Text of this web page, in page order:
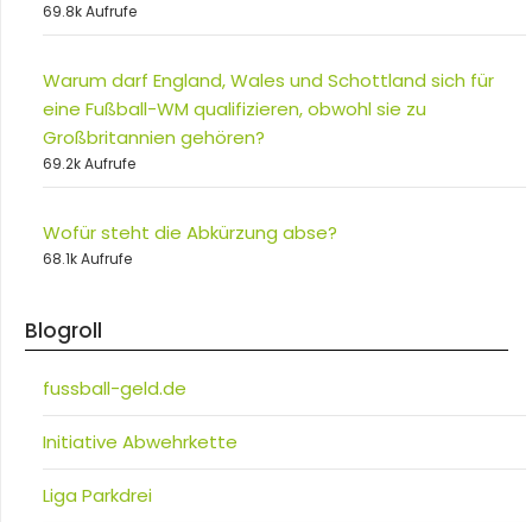
69.8k Aufrufe
Warum darf England, Wales und Schottland sich für
eine Fußball-WM qualifizieren, obwohl sie zu
Großbritannien gehören?
69.2k Aufrufe
Wofür steht die Abkürzung abse?
68.1k Aufrufe
Blogroll
fussball-geld.de
Initiative Abwehrkette
Liga Parkdrei